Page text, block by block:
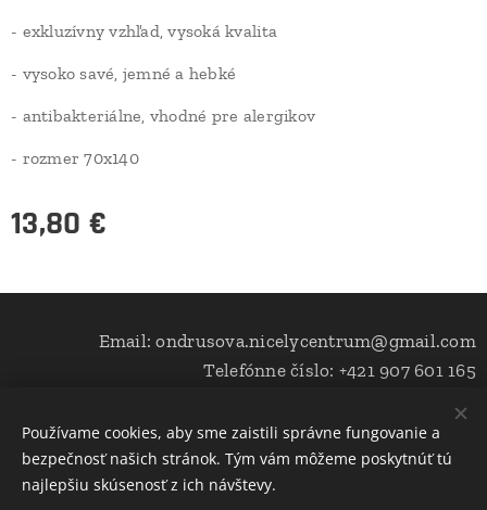
- exkluzívny vzhľad, vysoká kvalita
- vysoko savé, jemné a hebké
- antibakteriálne, vhodné pre alergikov
- rozmer 70x140
13,80 €
Email: ondrusova.nicelycentrum@gmail.com
Telefónne číslo: +421 907 601 165
Cookies
Používame cookies, aby sme zaistili správne fungovanie a
bezpečnosť našich stránok. Tým vám môžeme poskytnúť tú
najlepšiu skúsenosť z ich návštevy.